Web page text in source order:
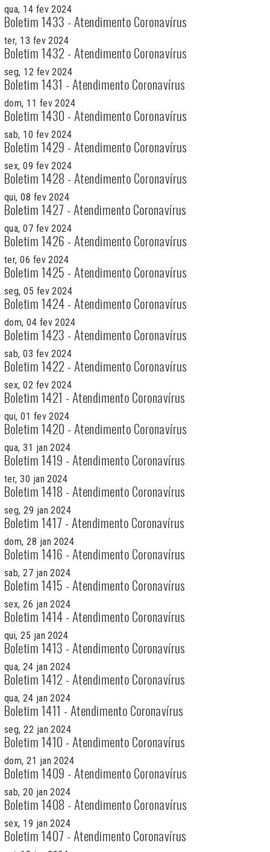
qua, 14 fev 2024
Boletim 1433 - Atendimento Coronavírus
ter, 13 fev 2024
Boletim 1432 - Atendimento Coronavírus
seg, 12 fev 2024
Boletim 1431 - Atendimento Coronavírus
dom, 11 fev 2024
Boletim 1430 - Atendimento Coronavírus
sab, 10 fev 2024
Boletim 1429 - Atendimento Coronavírus
sex, 09 fev 2024
Boletim 1428 - Atendimento Coronavírus
qui, 08 fev 2024
Boletim 1427 - Atendimento Coronavírus
qua, 07 fev 2024
Boletim 1426 - Atendimento Coronavírus
ter, 06 fev 2024
Boletim 1425 - Atendimento Coronavírus
seg, 05 fev 2024
Boletim 1424 - Atendimento Coronavírus
dom, 04 fev 2024
Boletim 1423 - Atendimento Coronavírus
sab, 03 fev 2024
Boletim 1422 - Atendimento Coronavírus
sex, 02 fev 2024
Boletim 1421 - Atendimento Coronavírus
qui, 01 fev 2024
Boletim 1420 - Atendimento Coronavírus
qua, 31 jan 2024
Boletim 1419 - Atendimento Coronavírus
ter, 30 jan 2024
Boletim 1418 - Atendimento Coronavírus
seg, 29 jan 2024
Boletim 1417 - Atendimento Coronavírus
dom, 28 jan 2024
Boletim 1416 - Atendimento Coronavírus
sab, 27 jan 2024
Boletim 1415 - Atendimento Coronavírus
sex, 26 jan 2024
Boletim 1414 - Atendimento Coronavírus
qui, 25 jan 2024
Boletim 1413 - Atendimento Coronavírus
qua, 24 jan 2024
Boletim 1412 - Atendimento Coronavírus
qua, 24 jan 2024
Boletim 1411 - Atendimento Coronavírus
seg, 22 jan 2024
Boletim 1410 - Atendimento Coronavírus
dom, 21 jan 2024
Boletim 1409 - Atendimento Coronavírus
sab, 20 jan 2024
Boletim 1408 - Atendimento Coronavírus
sex, 19 jan 2024
Boletim 1407 - Atendimento Coronavírus